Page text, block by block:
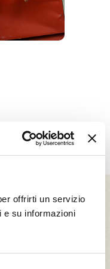
offrirti un servizio
e su informazioni